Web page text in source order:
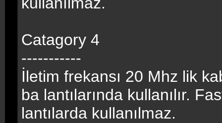
Catagory 4
-----------
İletim frekansı 20 Mhz lik
ba lantılarında kullanılır.
lantılarda kullanılmaz.